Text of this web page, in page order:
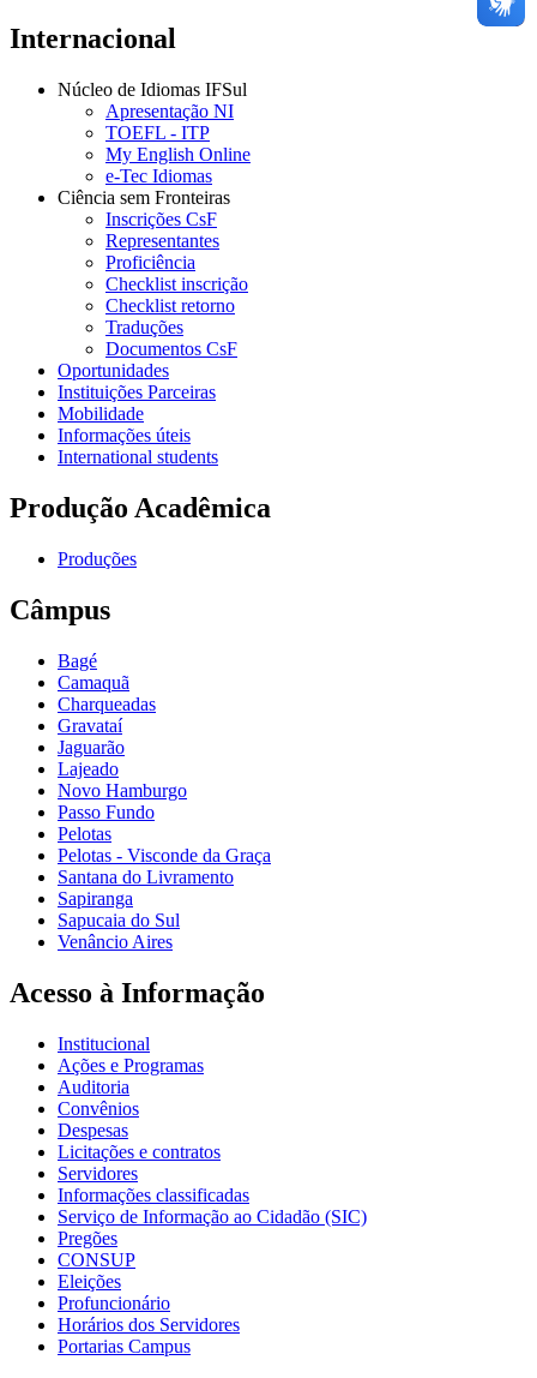
Internacional
Núcleo de Idiomas IFSul
Apresentação NI
TOEFL - ITP
My English Online
e-Tec Idiomas
Ciência sem Fronteiras
Inscrições CsF
Representantes
Proficiência
Checklist inscrição
Checklist retorno
Traduções
Documentos CsF
Oportunidades
Instituições Parceiras
Mobilidade
Informações úteis
International students
Produção Acadêmica
Produções
Câmpus
Bagé
Camaquã
Charqueadas
Gravataí
Jaguarão
Lajeado
Novo Hamburgo
Passo Fundo
Pelotas
Pelotas - Visconde da Graça
Santana do Livramento
Sapiranga
Sapucaia do Sul
Venâncio Aires
Acesso à Informação
Institucional
Ações e Programas
Auditoria
Convênios
Despesas
Licitações e contratos
Servidores
Informações classificadas
Serviço de Informação ao Cidadão (SIC)
Pregões
CONSUP
Eleições
Profuncionário
Horários dos Servidores
Portarias Campus